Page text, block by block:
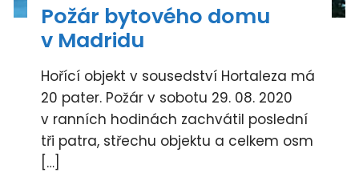
Požár bytového domu
v Madridu
Hořící objekt v sousedství Hortaleza má
20 pater. Požár v sobotu 29. 08. 2020
v ranních hodinách zachvátil poslední
tři patra, střechu objektu a celkem osm
[…]